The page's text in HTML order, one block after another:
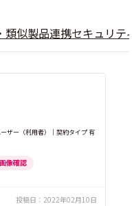
類似製品連携セキュリテ
ザー（利用者）｜契約タイプ 有
像確認
投稿日： 2022年02月10日